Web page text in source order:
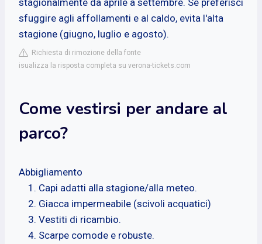
sfuggire agli affollamenti e al caldo, evita l'alta
stagione (giugno, luglio e agosto).
Richiesta di rimozione della fonte
isualizza la risposta completa su verona-tickets.com
Come vestirsi per andare al
parco?
Abbigliamento
Capi adatti alla stagione/alla meteo.
Giacca impermeabile (scivoli acquatici)
Vestiti di ricambio.
Scarpe comode e robuste.